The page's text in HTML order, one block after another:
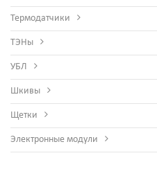
Термодатчики
ТЭНы
УБЛ
Шкивы
Щетки
Электронные модули